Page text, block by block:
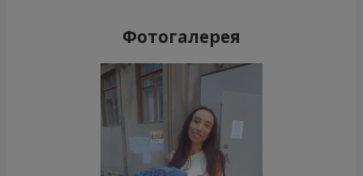
Фотогалерея